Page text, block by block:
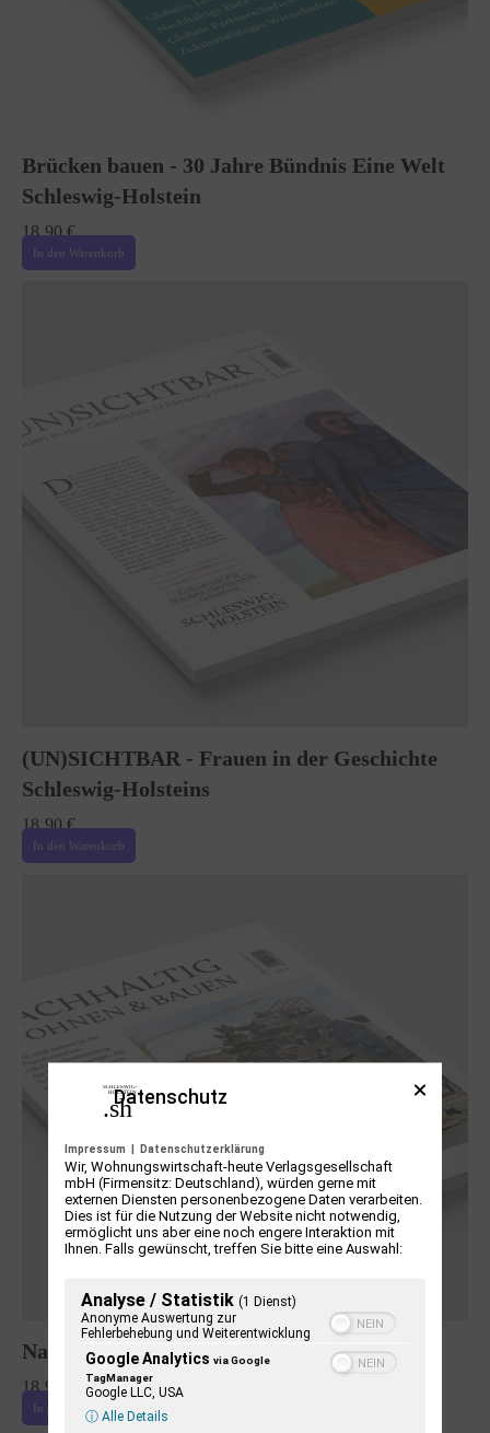
Brücken bauen - 30 Jahre Bündnis Eine Welt
Schleswig-Holstein
18,90€
In den Warenkorb
(UN)SICHTBAR - Frauen in der Geschichte
Schleswig-Holsteins
18,90€
In den Warenkorb
Nachhaltig Wohnen und Bauen
18,90
In den Warenkorb
Datenschutz
Impressum Datenschutzerklärung
Wir, Wohnungswirtschaft-heute Verlagsgesellschaft
mbH (Firmensitz: Deutschland), würden gerne mit
externen Diensten personenbezogene Daten verarbeiten.
Dies ist für die Nutzung der Website nicht notwendig,
ermöglicht uns aber eine noch engere Interaktion mit
Ihnen. Falls gewünscht, treffen Sie bitte eine Auswahl:
Analyse / Statistik (1 Dienst)
Anonyme Auswertung zur
Fehlerbehebung und Weiterentwicklung
Google Analytics via Google
TagManager
Google LLC, USA
ⓘ Alle Details